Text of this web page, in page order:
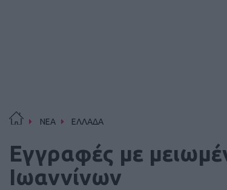
ΝΕΑ ΕΛΛΑΔΑ
Εγγραφές με
Ιωαννίνων